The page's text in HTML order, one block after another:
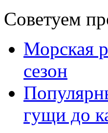
Советуем
Морская
сезон
гущи до